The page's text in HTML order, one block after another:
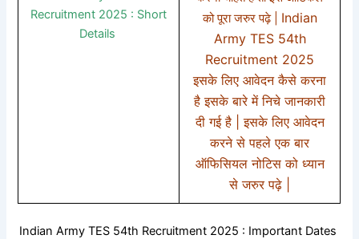
Recruitment 2025 : Short
Details
को पूरा जरुर पढ़े | Indian
Army TES 54th
Recruitment 2025
इसके लिए आवेदन कैसे करना
है इसके बारे में निचे जानकारी
दी गई है | इसके लिए आवेदन
करने से पहले एक बार
ऑफिसियल नोटिस को ध्यान
से जरुर पढ़े |
Indian Army TES 54th Recruitment 2025 : Important Dates